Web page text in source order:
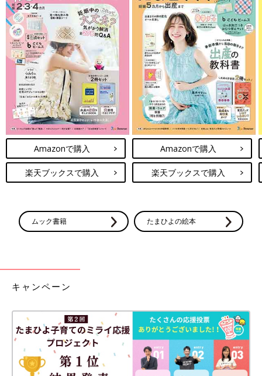
Amazonで購入
楽天ブックスで購入
Amazonで購入
楽天ブックスで購入
ムック書籍 たまひよの絵本
キャンペーン